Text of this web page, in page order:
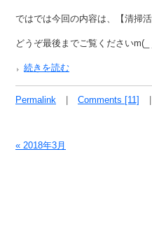
ではでは今回の内容は、【清掃
どうぞ最後までご覧くださいm(_
続きを読む
Permalink Comments [11]
« 2018年3月